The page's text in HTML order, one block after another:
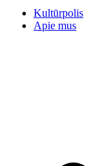
Kultūrpolis
Apie mus